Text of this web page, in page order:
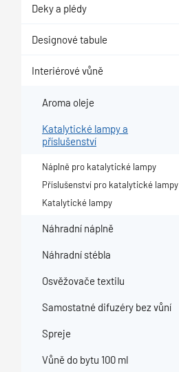
Deky a plédy
Designové tabule
Interiérové vůně
Aroma oleje
Katalytické lampy a
příslušenství
Náplně pro katalytické lampy
Příslušenství pro katalytické lampy
Katalytické lampy
Náhradní náplně
Náhradní stébla
Osvěžovače textilu
Samostatné difuzéry bez vůní
Spreje
Vůně do bytu 100 ml